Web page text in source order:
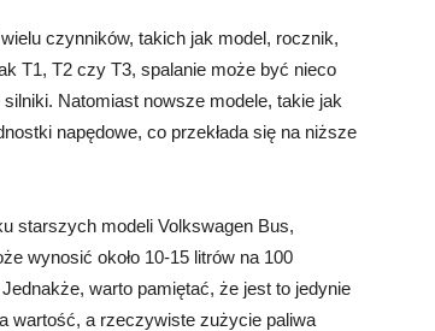
czynników, takich jak model, rocznik,
T1, T2 czy T3, spalanie może być nieco
Natomiast nowsze modele, takie jak
napędowe, co przekłada się na niższe
starszych modeli Volkswagen Bus,
wynosić około 10-15 litrów na 100
warto pamiętać, że jest to jedynie
wartość, a rzeczywiste zużycie paliwa